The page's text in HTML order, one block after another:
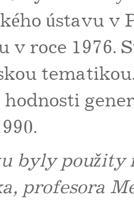
ústavu v
v roce 1976.
hodnosti
byly použity
profesora